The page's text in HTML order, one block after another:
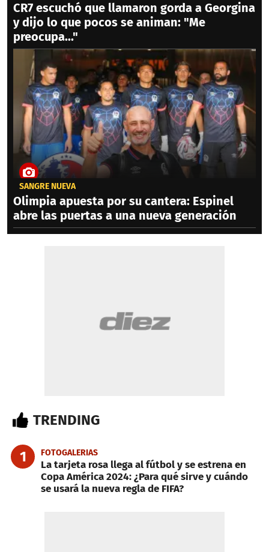
CR7 escuchó que llamaron gorda a Georgina
y dijo lo que pocos se animan: "Me
preocupa..."
SANGRE NUEVA
Olimpia apuesta por su cantera: Espinel
abre las puertas a una nueva generación
TRENDING
1 FOTOGALERIAS
La tarjeta rosa llega al fútbol y se estrena en
Copa América 2024: ¿Para qué sirve y cuándo
se usará la nueva regla de FIFA?